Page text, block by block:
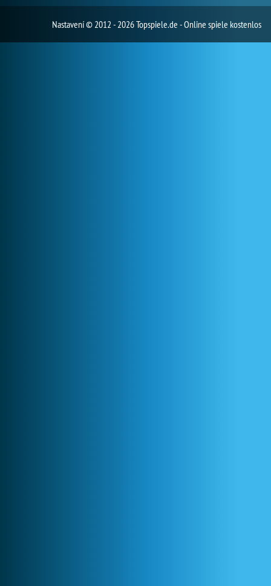
Nastavení© 2012 - 2026 Topspiele.de - Online spiele kostenlos